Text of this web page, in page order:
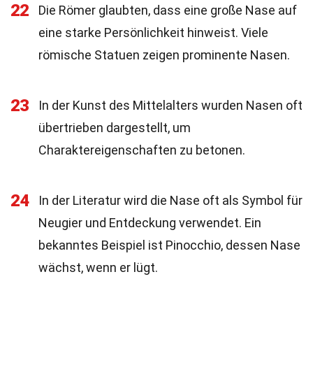
22
Die Römer glaubten, dass eine große Nase auf
eine starke Persönlichkeit hinweist. Viele
römische Statuen zeigen prominente Nasen.
23
In der Kunst des Mittelalters wurden Nasen oft
übertrieben dargestellt, um
Charaktereigenschaften zu betonen.
24
In der Literatur wird die Nase oft als Symbol für
Neugier und Entdeckung verwendet. Ein
bekanntes Beispiel ist Pinocchio, dessen Nase
wächst, wenn er lügt.